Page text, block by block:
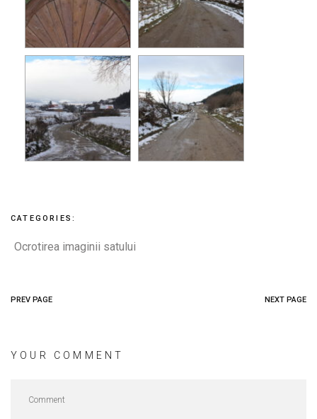
CATEGORIES:
Ocrotirea imaginii satului
PREV PAGE NEXT PAGE
YOUR COMMENT